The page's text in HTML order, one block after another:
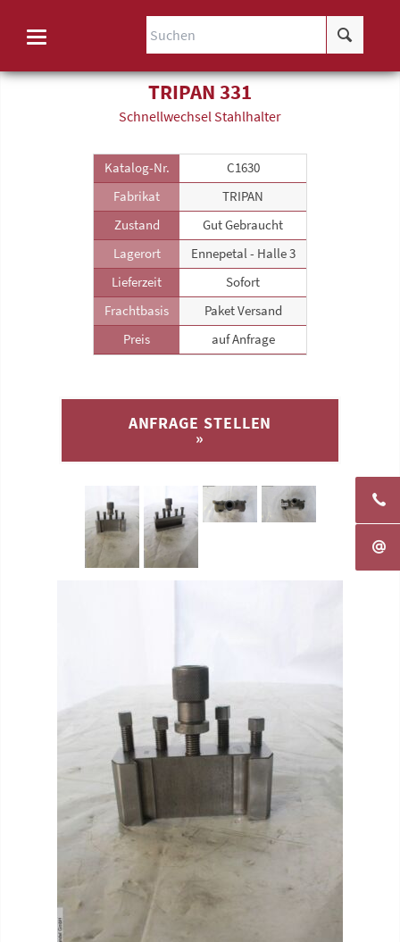
TRIPAN 331
Schnellwechsel Stahlhalter
Katalog-Nr.
C1630
Fabrikat
TRIPAN
Zustand
Gut Gebraucht
Lagerort
Ennepetal - Halle 3
Lieferzeit
Sofort
Frachtbasis
Paket Versand
Preis
auf Anfrage
ANFRAGE STELLEN
»